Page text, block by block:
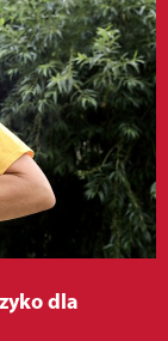
dla